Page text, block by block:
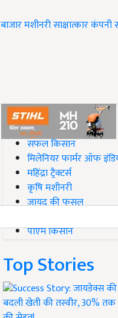
बाजारमशीनरीसाक्षात्कारकंपनी
#Top on Krishi Jagran
सफल किसान
मिलेनियर फार्मर ऑफ
महिंद्रा ट्रैक्टर्स
कृषि मशीनरी
जायद की फसल
पीएम किसान
Top Stories